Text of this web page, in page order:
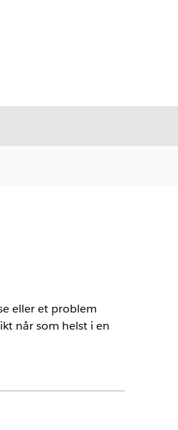
eller et problem
når som helst i en